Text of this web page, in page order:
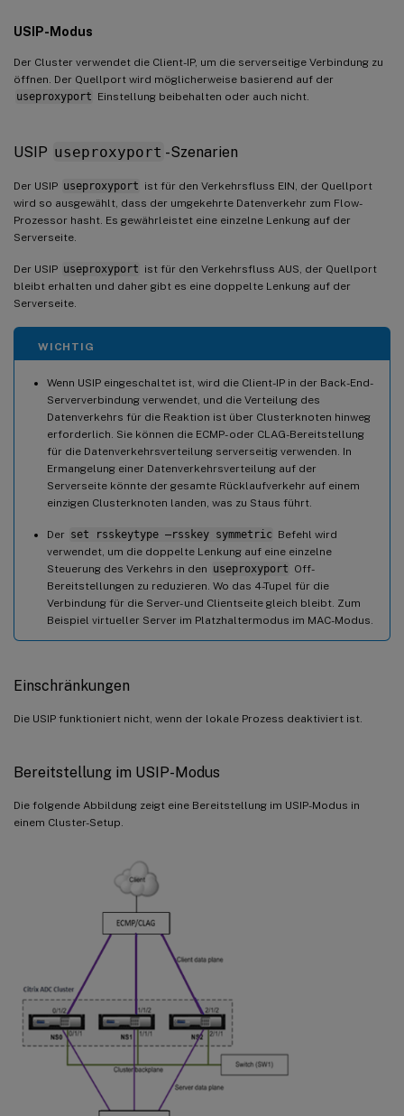
USIP-Modus
Der Cluster verwendet die Client-IP, um die serverseitige Verbindung zu
öffnen. Der Quellport wird möglicherweise basierend auf der
useproxyport Einstellung beibehalten oder auch nicht.
USIP useproxyport -Szenarien
Der USIP useproxyport ist für den Verkehrsfluss EIN, der Quellport
wird so ausgewählt, dass der umgekehrte Datenverkehr zum Flow-
Prozessor hasht. Es gewährleistet eine einzelne Lenkung auf der
Serverseite.
Der USIP useproxyport ist für den Verkehrsfluss AUS, der Quellport
bleibt erhalten und daher gibt es eine doppelte Lenkung auf der
Serverseite.
WICHTIG
Wenn USIP eingeschaltet ist, wird die Client-IP in der Back-End-
Serververbindung verwendet, und die Verteilung des
Datenverkehrs für die Reaktion ist über Clusterknoten hinweg
erforderlich. Sie können die ECMP- oder CLAG-Bereitstellung
für die Datenverkehrsverteilung serverseitig verwenden. In
Ermangelung einer Datenverkehrsverteilung auf der
Serverseite könnte der gesamte Rücklaufverkehr auf einem
einzigen Clusterknoten landen, was zu Staus führt.
Der set rsskeytype –rsskey symmetric Befehl wird
verwendet, um die doppelte Lenkung auf eine einzelne
Steuerung des Verkehrs in den useproxyport Off-
Bereitstellungen zu reduzieren. Wo das 4-Tupel für die
Verbindung für die Server- und Clientseite gleich bleibt. Zum
Beispiel virtueller Server im Platzhaltermodus im MAC-Modus.
Einschränkungen
Die USIP funktioniert nicht, wenn der lokale Prozess deaktiviert ist.
Bereitstellung im USIP-Modus
Die folgende Abbildung zeigt eine Bereitstellung im USIP-Modus in
einem Cluster-Setup.